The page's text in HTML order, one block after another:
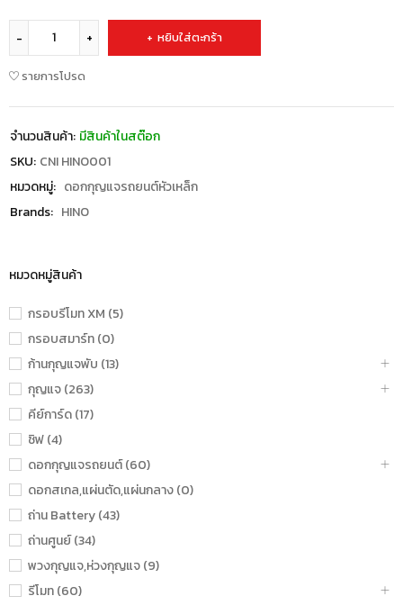
หมวดหมู่สินค้า
กรอบรีโมท XM (5)
กรอบสมาร์ท (0)
ก้านกุญแจพับ (13)
กุญแจ (263)
คีย์การ์ด (17)
ชิฟ (4)
ดอกกุญแจรถยนต์ (60)
ดอกสเกล,แผ่นตัด,แผ่นกลาง (0)
ถ่าน Battery (43)
ถ่านศูนย์ (34)
พวงกุญแจ,ห่วงกุญแจ (9)
รีโมท (60)
หยิบใส่ตะกร้า
รายการโปรด
จำนวนสินค้า: มีสินค้าในสต๊อก
SKU: CNI HINO001
หมวดหมู่: ดอกกุญแจรถยนต์หัวเหล็ก
Brands: HINO